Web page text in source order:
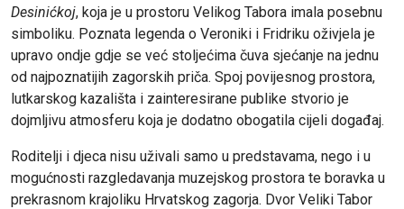
Desinićkoj, koja je u prostoru Velikog Tabora imala posebnu
simboliku. Poznata legenda o Veroniki i Fridriku oživjela je
upravo ondje gdje se već stoljećima čuva sjećanje na jednu
od najpoznatijih zagorskih priča. Spoj povijesnog prostora,
lutkarskog kazališta i zainteresirane publike stvorio je
dojmljivu atmosferu koja je dodatno obogatila cijeli događaj.
Roditelji i djeca nisu uživali samo u predstavama, nego i u
mogućnosti razgledavanja muzejskog prostora te boravka u
prekrasnom krajoliku Hrvatskog zagorja. Dvor Veliki Tabor